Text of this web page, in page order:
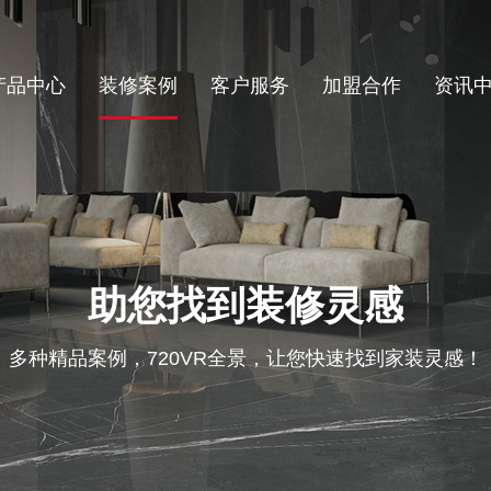
品中心 装修案例 客户服务 加盟合作 资讯
助您找到装修灵感
多种精品案例，720VR全景，让您快速找到家装灵感！